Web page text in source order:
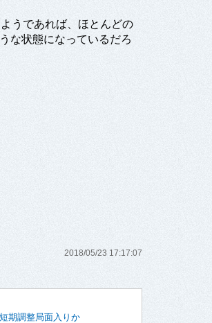
うであれば、ほとんどの
な状態になっているだろ
2018/05/23 17:17:07
期調整局面入りか